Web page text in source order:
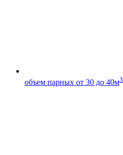
объем парных от 30 до 40м3